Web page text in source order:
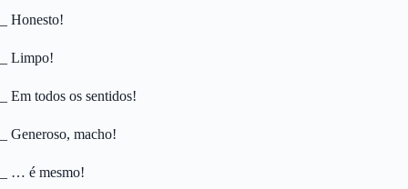
_ Honesto!
_ Limpo!
_ Em todos os sentidos!
_ Generoso, macho!
_ … é mesmo!